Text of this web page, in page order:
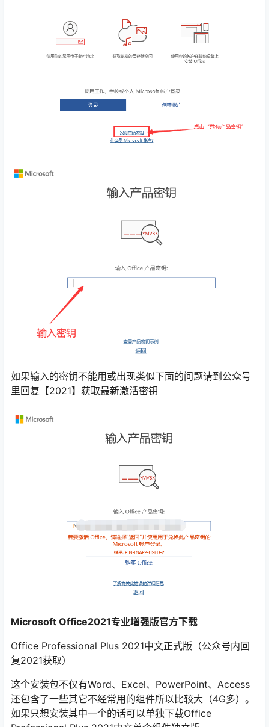
如果输入的密钥不能用或出现类似下面的问题请到公众号
里回复【2021】获取最新激活密钥
Microsoft Office2021专业增强版官方下载
Office Professional Plus 2021中文正式版（公众号内回
复2021获取）
这个安装包不仅有Word、Excel、PowerPoint、Access
还包含了一些其它不经常用的组件所以比较大（4G多）。
如果只想安装其中一个的话可以单独下载Office